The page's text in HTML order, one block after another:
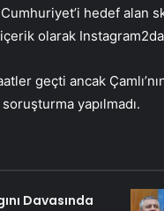
Cumhuriyet’i hedef alan
içerik olarak
geçti ancak
yapılmadı.
Davasında